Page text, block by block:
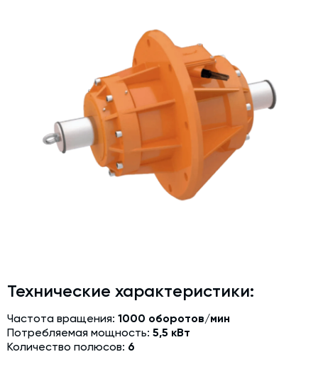
Затворы для силосов и дозаторов
Промышленные фильтры и комплектующие
Авто и Ж/Д весы
Оборудование для производства ЖБИ
Пневмооборудование
Телескопические загрузчики
Модернизация и техническое перевооружение
производств
Технические характеристики:
Частота вращения: 1000 оборотов/мин
Потребляемая мощность: 5,5 кВт
Количество полюсов: 6